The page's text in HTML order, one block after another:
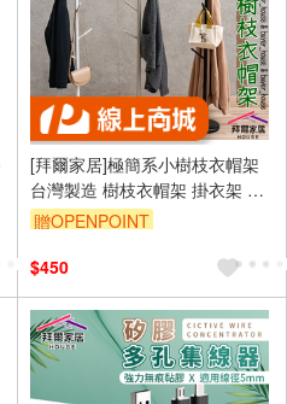
[拜爾家居]極簡系小樹枝衣帽架
台灣製造 樹枝衣帽架 掛衣架 收
納架 吊衣架 落地架 衣櫥架 臥室
贈OPENPOINT
$450